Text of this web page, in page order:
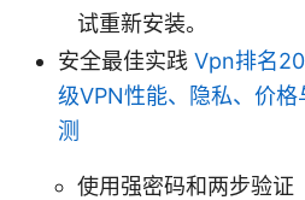
试重新安装。
安全最佳实践 Vpn排名
级VPN性能、隐私、价
测
使用强密码和两步验证